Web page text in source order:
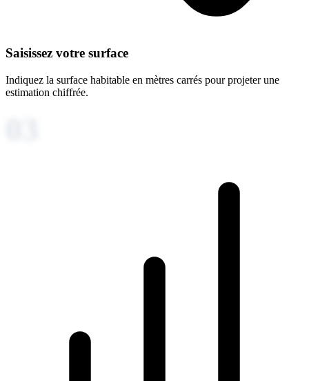
Saisissez votre surface
Indiquez la surface habitable en mètres carrés pour projeter une
estimation chiffrée.